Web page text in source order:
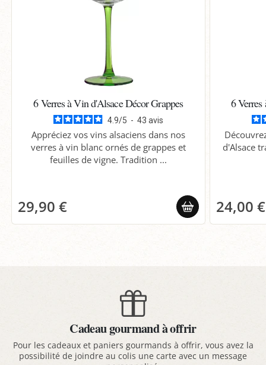
6 Verres à Vin d'Alsace Décor Grappes
4.9/5 - 43 avis
Appréciez vos vins alsaciens dans nos
verres à vin blanc ornés de grappes et
feuilles de vigne. Tradition ...
29,90 €
6
d'Alsace
24,00 €
Cadeau gourmand à offrir
Pour les cadeaux et paniers gourmands à offrir, vous avez la
possibilité de joindre au colis une carte avec un message